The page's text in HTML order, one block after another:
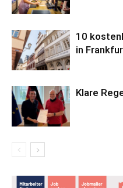
10
in
Klare